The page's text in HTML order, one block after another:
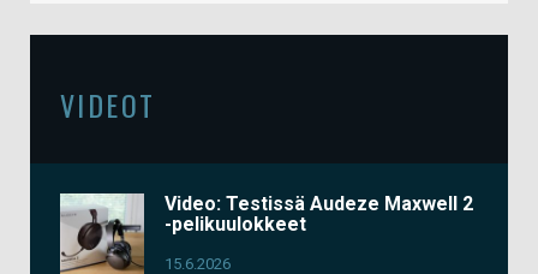
VIDEOT
Video: Testissä Audeze Maxwell 2
-pelikuulokkeet
15.6.2026